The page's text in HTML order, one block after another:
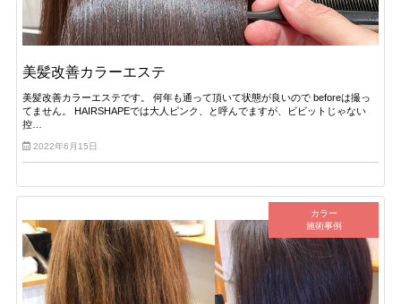
美髪改善カラーエステ
美髪改善カラーエステです。 何年も通って頂いて状態が良いので beforeは撮っ
てません。 HAIRSHAPEでは大人ピンク、と呼んでますが、ビビットじゃない
控…
2022年6月15日
カラー
施術事例